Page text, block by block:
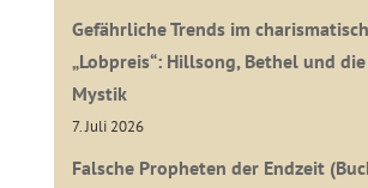
Gefährliche Trends im
„Lobpreis“: Hillsong, Bethel und
Mystik
7. Juli 2026
Falsche Propheten der Endzeit